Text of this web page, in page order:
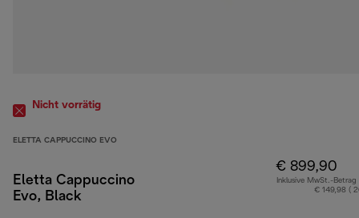
Nicht vorrätig
ELETTA CAPPUCCINO EVO
Eletta Cappuccino
Evo, Black
€ 899,90
Inklusive MwSt.-Betrag
€ 149,98 (